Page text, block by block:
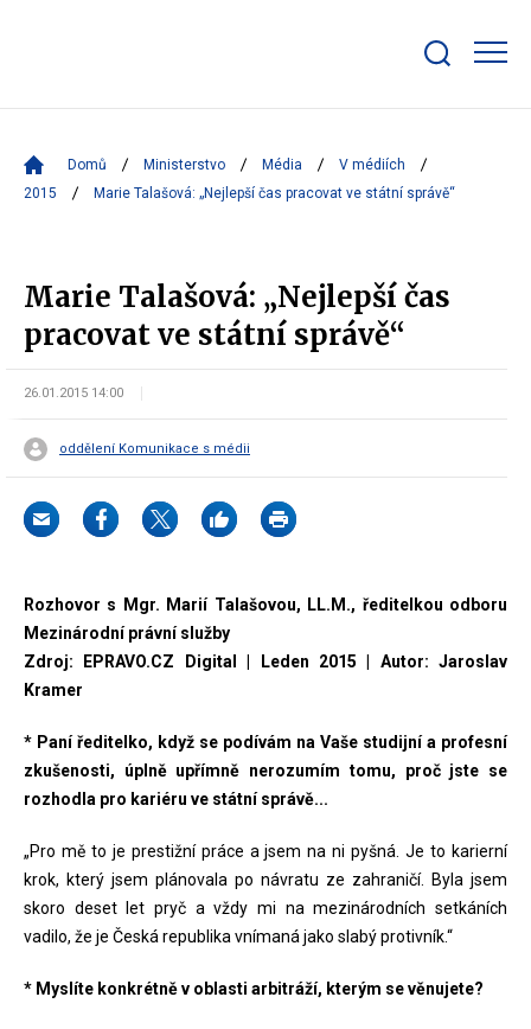
bar
Domů Ministerstvo Média
V médiích
2015
Marie Talašová: „Nejlepší čas pracovat ve státní správě“
Marie Talašová: „Nejlepší čas
pracovat ve státní správě“
26.01.2015 14:00
oddělení Komunikace s médii
Rozhovor s Mgr. Marií Talašovou, LL.M., ředitelkou odboru
Mezinárodní právní služby
Zdroj: EPRAVO.CZ Digital | Leden 2015 | Autor: Jaroslav
Kramer
* Paní ředitelko, když se podívám na Vaše studijní a profesní
zkušenosti, úplně upřímně nerozumím tomu, proč jste se
rozhodla pro kariéru ve státní správě...
„Pro mě to je prestižní práce a jsem na ni pyšná. Je to karierní
krok, který jsem plánovala po návratu ze zahraničí. Byla jsem
skoro deset let pryč a vždy mi na mezinárodních setkáních
vadilo, že je Česká republika vnímaná jako slabý protivník.“
* Myslíte konkrétně v oblasti arbitráží, kterým se věnujete?